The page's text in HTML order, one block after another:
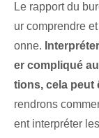
Le rapport du
ur comprendre
onne.
er compliqué
tions, cela peut
rendrons
ent interpréter